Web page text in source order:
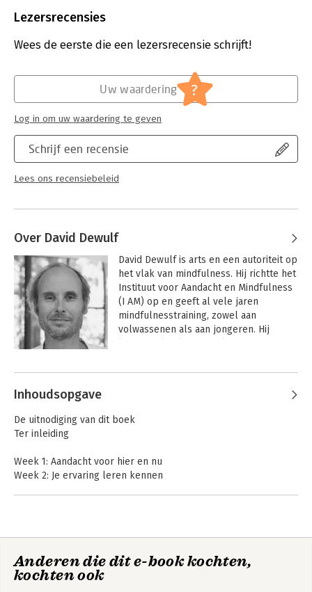
Beveiliging:
Aantal pagina's:
176
Verschijningsdatum:
17-6-2019
Hoofdrubriek:
Lezersrecensies
Wees de eerste die een lezersrecensie schrijft!
Schrijf een recensie
Lees ons recensiebeleid
Uw waardering ?
Log in om uw waardering te geven
Over David Dewulf
David Dewulf is arts en een autoriteit op
het vlak van mindfulness. Hij richtte het
Instituut voor Aandacht en Mindfulness
(I AM) op en geeft al vele jaren
mindfulnesstraining, zowel aan
volwassenen als aan jongeren. Hij
verschillende universiteiten om het
Andere boeken door David Dewulf
met angst
met boosheid
Inhoudsopgave
De uitnodiging van dit boek
Ter inleiding
Week 1: Aandacht voor hier en nu
Week 2: Je ervaring leren kennen
Week 8: Heartful leven
Anderen die dit e-book kochten,
kochten ook